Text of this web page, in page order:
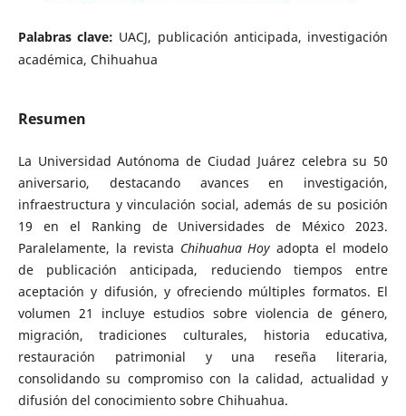
Palabras clave: UACJ, publicación anticipada, investigación
académica, Chihuahua
Resumen
La Universidad Autónoma de Ciudad Juárez celebra su 50
aniversario, destacando avances en investigación,
infraestructura y vinculación social, además de su posición
19 en el Ranking de Universidades de México 2023.
Paralelamente, la revista Chihuahua Hoy adopta el modelo
de publicación anticipada, reduciendo tiempos entre
aceptación y difusión, y ofreciendo múltiples formatos. El
volumen 21 incluye estudios sobre violencia de género,
migración, tradiciones culturales, historia educativa,
restauración patrimonial y una reseña literaria,
consolidando su compromiso con la calidad, actualidad y
difusión del conocimiento sobre Chihuahua.